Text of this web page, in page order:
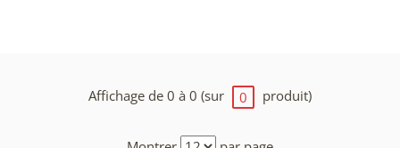
Affichage de 0 à 0 (sur 0 produit)